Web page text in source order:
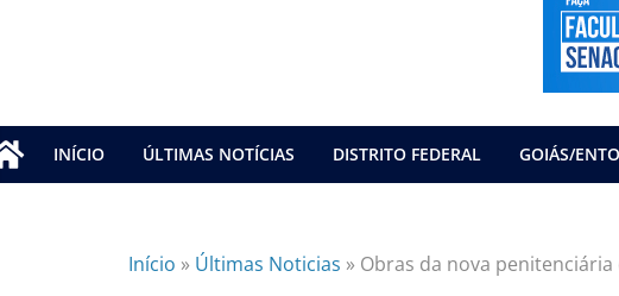
INÍCIO ÚLTIMAS NOTÍCIAS DISTRITO FEDERAL GOIÁS/
Início » Últimas Noticias » Obras da nova